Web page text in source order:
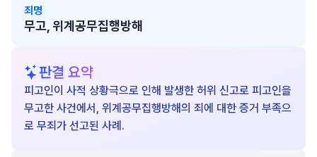
죄명
무고, 위계공무집행방해
판결 요약
피고인이 사적 상황극으로 인해 발생한 허위 신고로 피고인을
무고한 사건에서, 위계공무집행방해의 죄에 대한 증거 부족으
로 무죄가 선고된 사례.